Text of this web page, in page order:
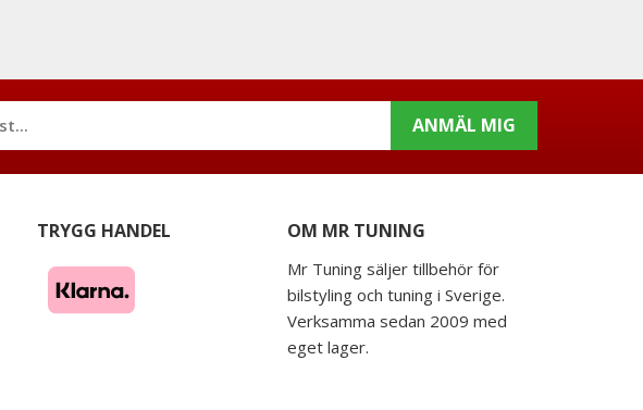
ANMÄL MIG
TRYGG HANDEL OM MR TUNING
Mr Tuning säljer tillbehör för
bilstyling och tuning i Sverige.
Verksamma sedan 2009 med
eget lager.